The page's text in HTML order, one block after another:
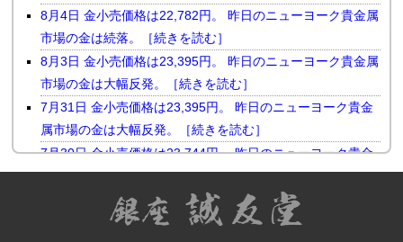
8月4日 金小売価格は22,782円。 昨日のニューヨーク貴金属
市場の金は続落。［続きを読む］
8月3日 金小売価格は23,395円。 昨日のニューヨーク貴金属
市場の金は大幅反発。［続きを読む］
7月31日 金小売価格は23,395円。 昨日のニューヨーク貴金
属市場の金は大幅反発。［続きを読む］
7月30日 金小売価格は23,744円。 昨日のニューヨーク貴金
属市場の金は小幅続落。［続きを読む］
7月29日 金小売価格は23,510円。 昨日のニューヨーク貴金
属市場の金は反落。［続きを読む］